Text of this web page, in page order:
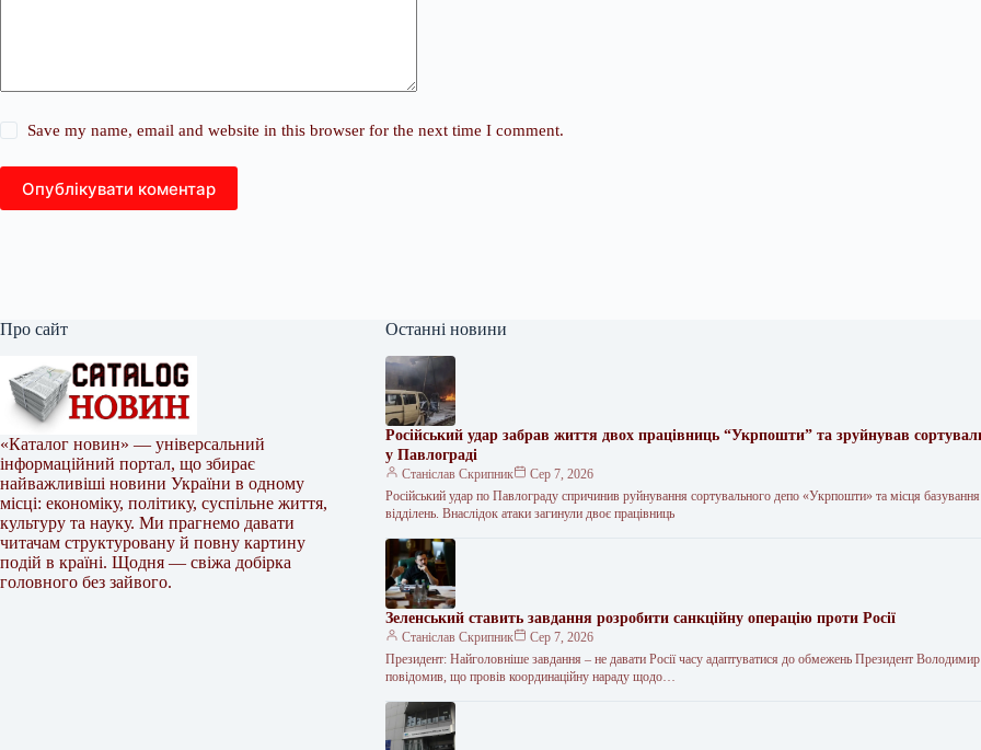
Save my name, email and website in this browser for the next time I comment.
Опублікувати коментар
Про сайт
«Каталог новин» — універсальний
інформаційний портал, що збирає
найважливіші новини України в одному
місці: економіку, політику, суспільне життя,
культуру та науку. Ми прагнемо давати
читачам структуровану й повну картину
подій в країні. Щодня — свіжа добірка
головного без зайвого.
Останні новини
Російський удар забрав життя двох працівниць “Укрпошти” та зруйнував
у Павлограді
Станіслав Скрипник
Сер 7, 2026
Російський удар по Павлограду спричинив руйнування сортувального депо «Укрпошти» та місця
відділень. Внаслідок атаки загинули двоє працівниць
Зеленський ставить завдання розробити санкційну операцію проти Росії
Станіслав Скрипник
Сер 7, 2026
Президент: Найголовніше завдання – не давати Росії часу адаптуватися до обмежень Президент
повідомив, що провів координаційну нараду щодо…